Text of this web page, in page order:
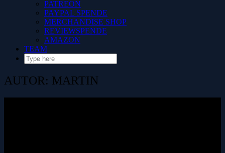
PATREON
PAYPAL SPENDE
MERCHANDISE SHOP
REVIEWSPENDE
AMAZON
TEAM
AUTOR: MARTIN